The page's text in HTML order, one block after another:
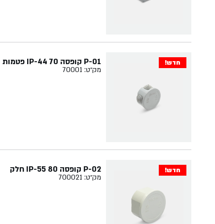
חדש! P-01 קופסה 70 IP-44 פטמות
מק״ט: 70001
חדש! P-02 קופסה 80 IP-55 חלק
מק״ט: 700021